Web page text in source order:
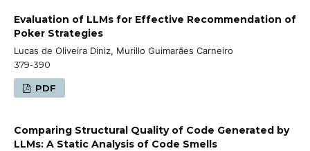
Evaluation of LLMs for Effective Recommendation of
Poker Strategies
Lucas de Oliveira Diniz, Murillo Guimarães Carneiro
379-390
PDF
Comparing Structural Quality of Code Generated by
LLMs: A Static Analysis of Code Smells